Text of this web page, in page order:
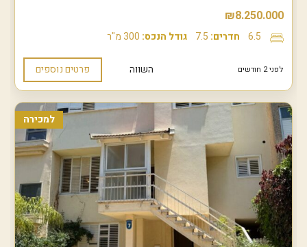
₪8.250.000
6.5 חדרים: 7.5 גודל הנכס: 300 מ"ר
לפני 2 חודשים השווה פרטים נוספים
למכירה